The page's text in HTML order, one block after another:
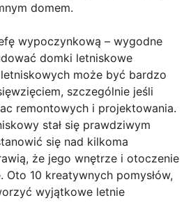
domem.
wypoczynkową – wygodne
domki letniskowe
może być bardzo
szczególnie jeśli
remontowych i projektowania.
stał się prawdziwym
się nad kilkoma
że jego wnętrze i otoczenie
Oto 10 kreatywnych pomysłów,
wyjątkowe letnie